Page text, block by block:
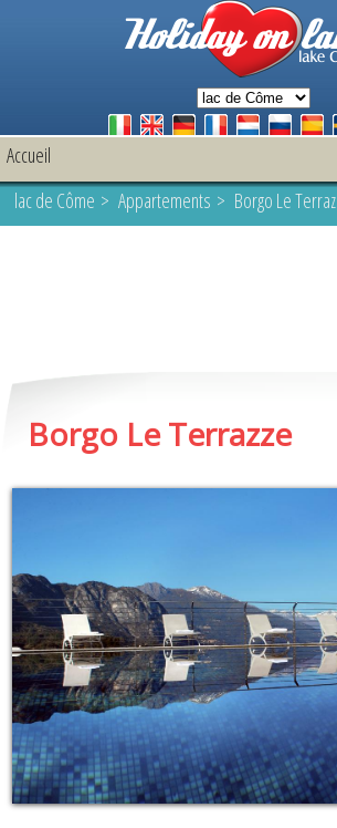
Accueil
lac de Côme > Appartements > Borgo Le
Borgo Le Terrazze